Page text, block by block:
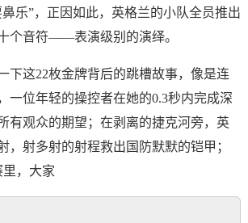
乐”，正因如此，英格兰的小队全员推出
个音符——表演级别的演绎。
下这22枚金牌背后的跳槽故事，像是连
一位年轻的操控者在她的0.3秒内完成深
有观众的期望；在剥离的捷克河旁，英
，射多射的射程救出国防默默的铠甲；
里，大家